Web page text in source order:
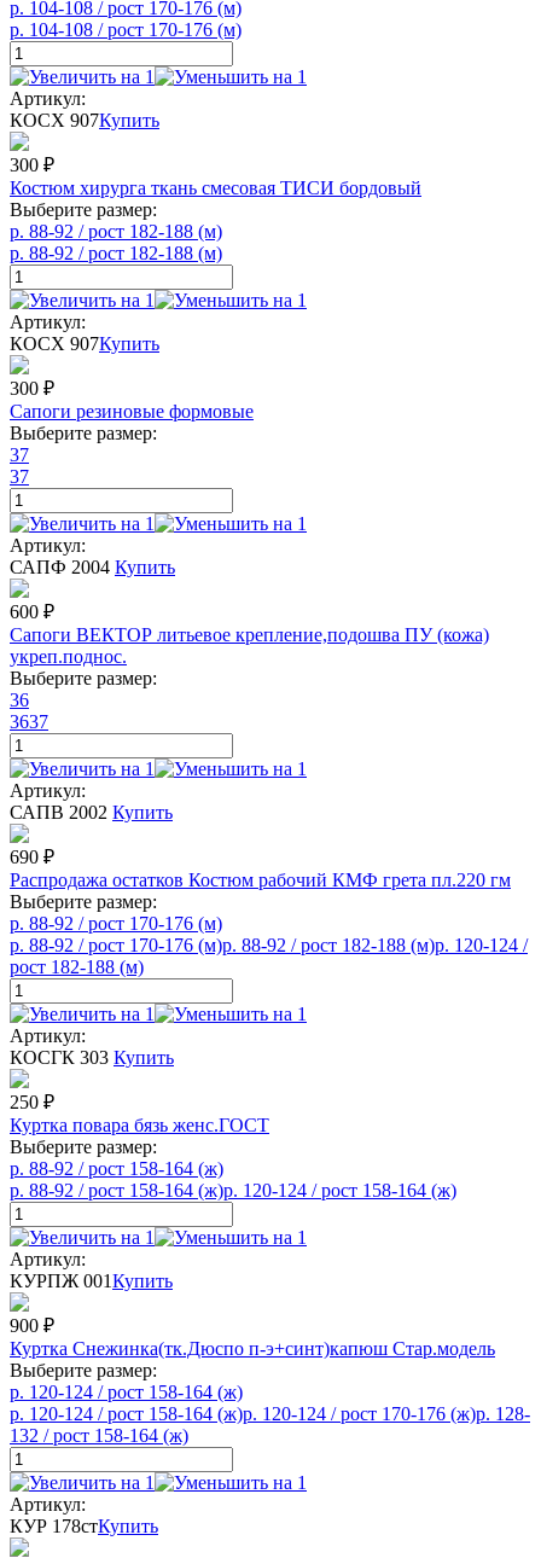
р. 104-108 / рост 170-176 (м)
р. 104-108 / рост 170-176 (м)
Артикул:
КОСХ 907Купить
300 ₽
Костюм хирурга ткань смесовая ТИСИ бордовый
Выберите размер:
р. 88-92 / рост 182-188 (м)
р. 88-92 / рост 182-188 (м)
Артикул:
КОСХ 907Купить
300 ₽
Сапоги резиновые формовые
Выберите размер:
37
37
Артикул:
САПФ 2004 Купить
600 ₽
Сапоги ВЕКТОР литьевое крепление,подошва ПУ (кожа)
укреп.поднос.
Выберите размер:
36
3637
Артикул:
САПВ 2002 Купить
690 ₽
Распродажа остатков Костюм рабочий КМФ грета пл.220 гм
Выберите размер:
р. 88-92 / рост 170-176 (м)
р. 88-92 / рост 170-176 (м)р. 88-92 / рост 182-188 (м)р. 120-124 /
рост 182-188 (м)
Артикул:
КОСГК 303 Купить
250 ₽
Куртка повара бязь женс.ГОСТ
Выберите размер:
р. 88-92 / рост 158-164 (ж)
р. 88-92 / рост 158-164 (ж)р. 120-124 / рост 158-164 (ж)
Артикул:
КУРПЖ 001Купить
900 ₽
Куртка Снежинка(тк.Дюспо п-э+синт)капюш Стар.модель
Выберите размер:
р. 120-124 / рост 158-164 (ж)
р. 120-124 / рост 158-164 (ж)р. 120-124 / рост 170-176 (ж)р. 128-
132 / рост 158-164 (ж)
Артикул:
КУР 178стКупить